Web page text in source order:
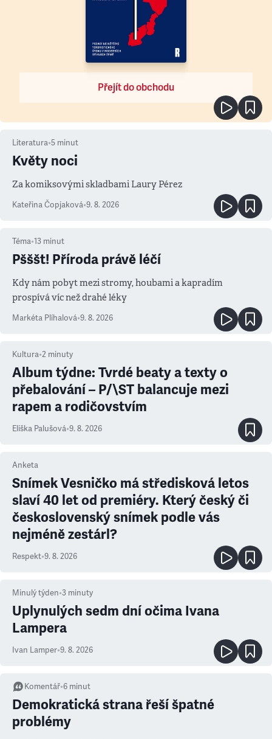
Přejít do obchodu
Literatura•5 minut
Květy noci
Za komiksovými skladbami Laury Pérez
Kateřina Čopjaková•9. 8. 2026
Téma•13 minut
Pšššt! Příroda právě léčí
Kdy nám pobyt mezi stromy, houbami a kapradím
prospívá víc než drahé léky
Markéta Plíhalová•9. 8. 2026
Kultura•2 minuty
Album týdne: Tvrdé beaty a texty o
přebalování – P/\ST balancuje mezi
rapem a rodičovstvím
Eliška Palušová•9. 8. 2026
Anketa
Snímek Vesničko má středisková letos
slaví 40 let od premiéry. Který český či
československý snímek podle vás
nejméně zestárl?
Respekt•9. 8. 2026
Minulý týden•3 minuty
Uplynulých sedm dní očima Ivana
Lampera
Ivan Lamper•9. 8. 2026
Komentář•6 minut
Demokratická strana řeší špatné
problémy